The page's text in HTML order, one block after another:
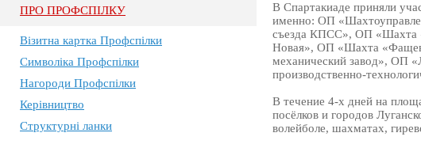
ПРО ПРОФСПIЛКУ
Візитна картка Профспілки
Символіка Профспілки
Нагороди Профспілки
Керівництво
Структурні ланки
В Спартакиаде приняли
именно: ОП
съезда КПСС», ОП «Шахта
Новая», ОП «Шахта
механический завод», ОП
производственно-
В течение 4-х дней на
посёлков и городов
волейболе, шахматах,